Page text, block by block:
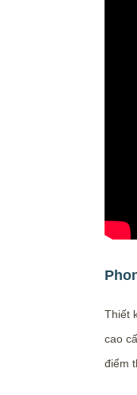
Thiết
cao
điểm